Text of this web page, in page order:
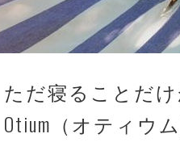
ただ寝ることだ
Otium（オティウ